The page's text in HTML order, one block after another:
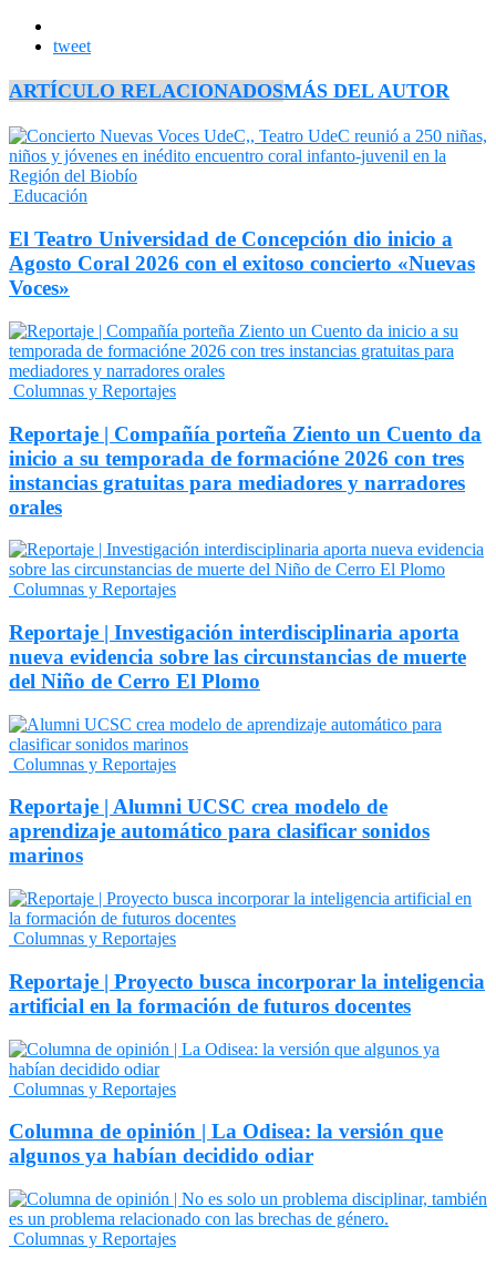
tweet
ARTÍCULO RELACIONADOSMÁS DEL AUTOR
Educación
El Teatro Universidad de Concepción dio inicio a
Agosto Coral 2026 con el exitoso concierto «Nuevas
Voces»
Columnas y Reportajes
Reportaje | Compañía porteña Ziento un Cuento da
inicio a su temporada de formacióne 2026 con tres
instancias gratuitas para mediadores y narradores
orales
Columnas y Reportajes
Reportaje | Investigación interdisciplinaria aporta
nueva evidencia sobre las circunstancias de muerte
del Niño de Cerro El Plomo
Columnas y Reportajes
Reportaje | Alumni UCSC crea modelo de
aprendizaje automático para clasificar sonidos
marinos
Columnas y Reportajes
Reportaje | Proyecto busca incorporar la inteligencia
artificial en la formación de futuros docentes
Columnas y Reportajes
Columna de opinión | La Odisea: la versión que
algunos ya habían decidido odiar
Columnas y Reportajes